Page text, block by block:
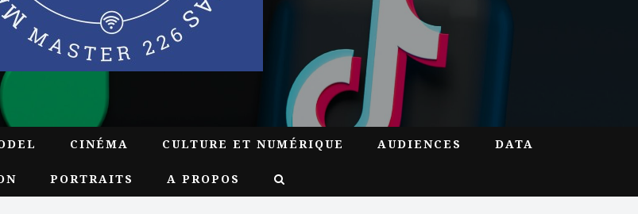
CINÉMA CULTURE ET NUMÉRIQUE AUDIENCES DATA
PORTRAITS A PROPOS